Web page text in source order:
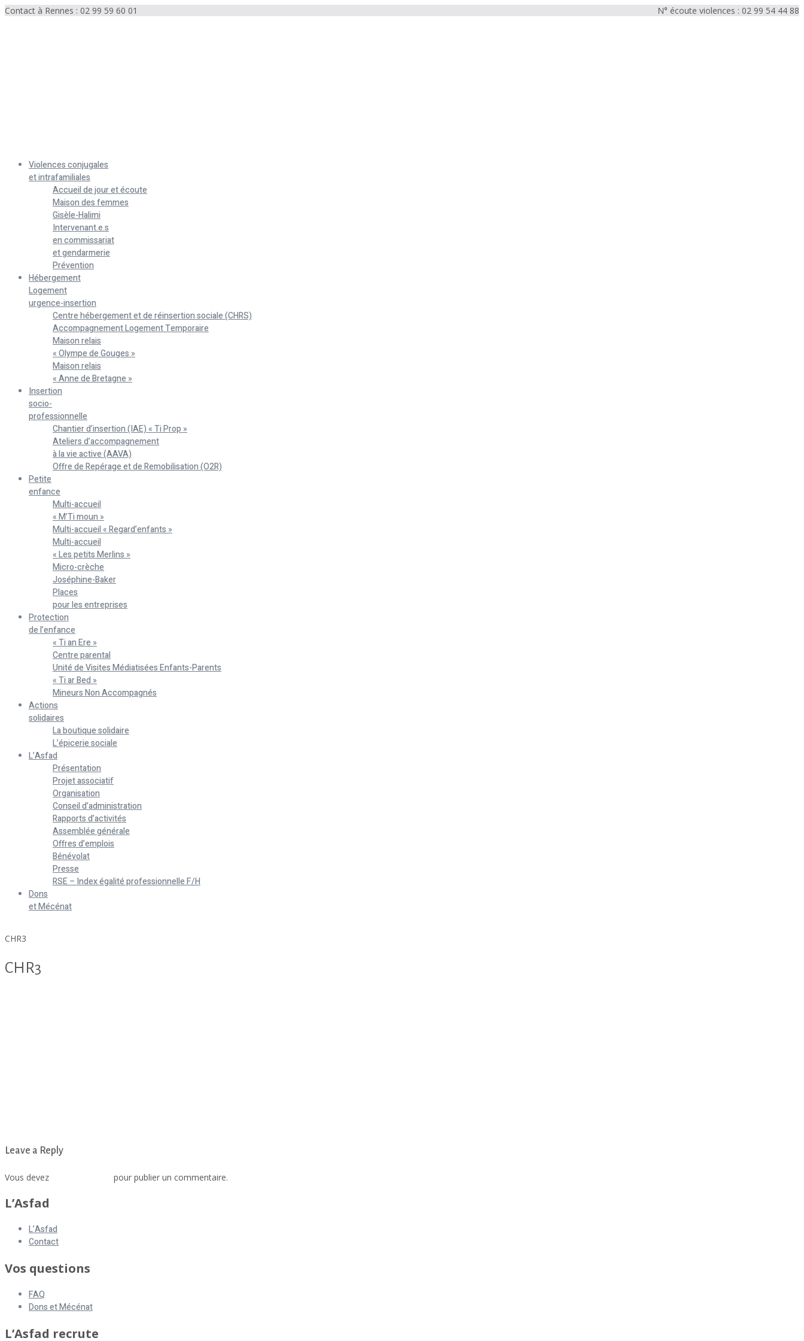
Contact à Rennes : 02 99 59 60 01 N° écoute violences : 02 99 54 44 88
Violences conjugales
et intrafamiliales
Accueil de jour et écoute
Maison des femmes
Gisèle-Halimi
Intervenant.e.s
en commissariat
et gendarmerie
Prévention
Hébergement
Logement
urgence-insertion
Centre hébergement et de réinsertion sociale (CHRS)
Accompagnement Logement Temporaire
Maison relais
« Olympe de Gouges »
Maison relais
« Anne de Bretagne »
Insertion
socio-
professionnelle
Chantier d’insertion (IAE) « Ti Prop »
Ateliers d’accompagnement
à la vie active (AAVA)
Offre de Repérage et de Remobilisation (O2R)
Petite
enfance
Multi-accueil
« M’Ti moun »
Multi-accueil « Regard’enfants »
Multi-accueil
« Les petits Merlins »
Micro-crèche
Joséphine-Baker
Places
pour les entreprises
Protection
de l’enfance
« Ti an Ere »
Centre parental
Unité de Visites Médiatisées Enfants-Parents
« Ti ar Bed »
Mineurs Non Accompagnés
Actions
solidaires
La boutique solidaire
L’épicerie sociale
L’Asfad
Présentation
Projet associatif
Organisation
Conseil d’administration
Rapports d’activités
Assemblée générale
Offres d’emplois
Bénévolat
Presse
RSE – Index égalité professionnelle F/H
Dons
et Mécénat
CHR3
CHR3
Leave a Reply
Vous devez pour publier un commentaire.
L’Asfad
L’Asfad
Contact
Vos questions
FAQ
Dons et Mécénat
L’Asfad recrute